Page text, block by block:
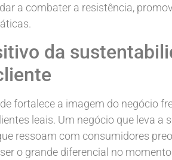
a combater a resistência,
da
fortalece a imagem do negócio
leais. Um negócio que leva a
ressoam com consumidores
o grande diferencial no